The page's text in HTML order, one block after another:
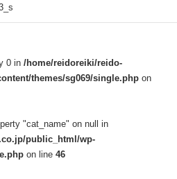
0 in/home/reidoreiki/reido-
themes/sg069/single.php on
"cat_name" on null in
public_html/wp-
on line46